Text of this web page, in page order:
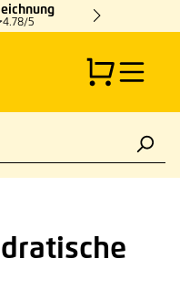
4.78/5